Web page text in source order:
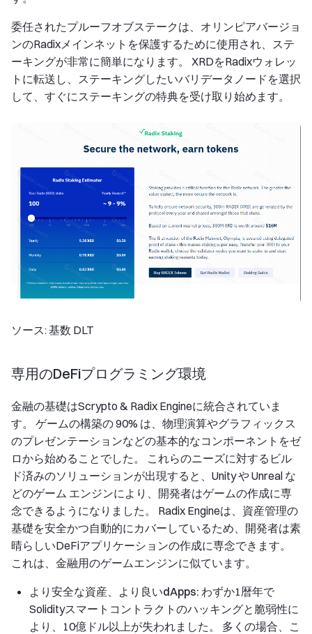
委任されたプルーフオブステークは、オリンピアバージョ
ンのRadixメインネットを保護するために使用され、ステ
ーキングが非常に簡単になります。 XRDをRadixウォレッ
トに転送し、ステーキングしたいバリデータノードを選択
して、すぐにステーキングの特典を受け取り始めます。
ソース: 基数 DLT
専用のDeFiプログラミング環境
金融の基礎はScrypto & Radix Engineに統合されていま
す。 ゲームの構築の 90% は、物理演算やグラフィックス
のプレゼンテーションなどの基本的なコンポーネントをゼ
ロから始めることでした。 これらのニーズに対するビル
ド済みのソリューションが出現すると、Unity や Unreal な
どのゲーム エンジンにより、開発者はゲームの作成に専
念できるようになりました。 Radix Engineは、資産管理の
基礎を安全かつ自動的にカバーしているため、開発者は素
晴らしいDeFiアプリケーションの作成に専念できます。
これは、金融用のゲームエンジンに似ています。
より安全な資産、より良いdApps: わずか1暦年で
Solidityスマートコントラクトのハッキングと脆弱性に
より、10億ドル以上が失われました。 多くの場合、こ